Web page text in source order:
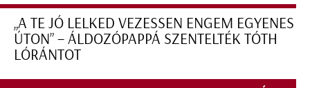
„A TE JÓ LELKED VEZESSEN ENGEM EGYENES
ÚTON” – ÁLDOZÓPAPPÁ SZENTELTÉK TÓTH
LÓRÁNTOT